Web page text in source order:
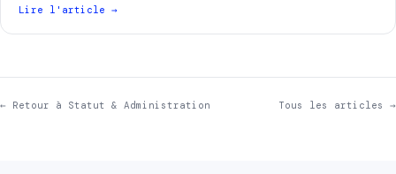
Lire l'article →
← Retour à Statut & Administration Tous les articles →